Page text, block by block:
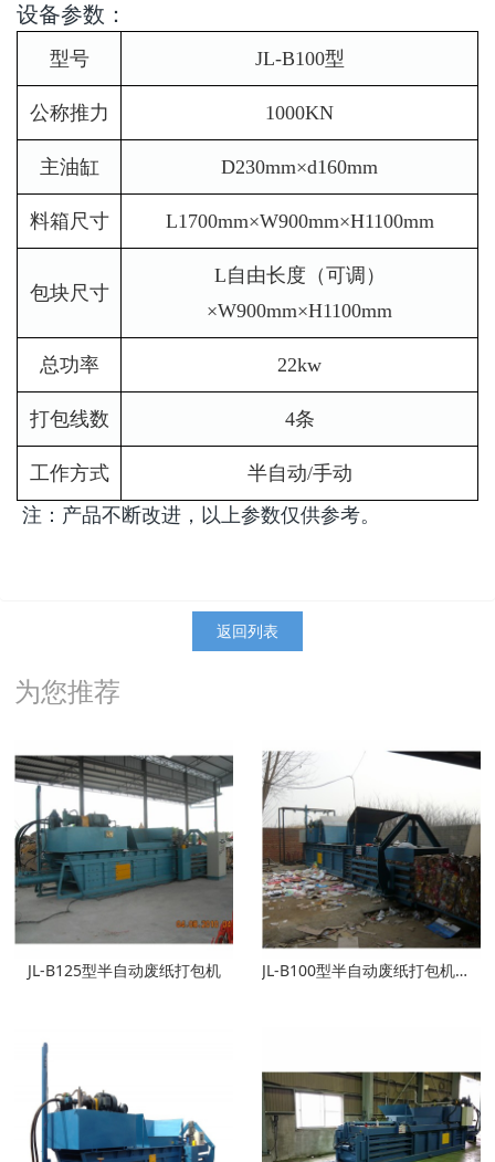
设备参数：
型号 JL-B100型
公称推力 1000KN
主油缸 D230mm×d160mm
料箱尺寸 L1700mm×W900mm×H1100mm
包块尺寸
L自由长度（可调）
×W900mm×H1100mm
总功率 22kw
打包线数 4条
工作方式
半自动/手动
注：产品不断改进，以上参数仅供参考。
返回列表
为您推荐
JL-B125型半自动废纸打包机 JL-B100型半自动废纸打包机（升级型）